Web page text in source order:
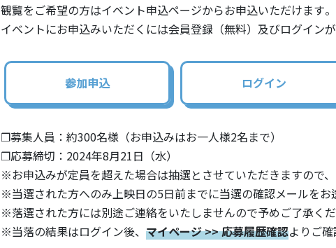
観覧をご希望の方はイベント申込ページからお申込いただけます。
イベントにお申込みいただくには会員登録（無料）及びログインが
参加申込 ログイン
❐募集人員：約300名様（お申込みはお一人様2名まで）
❐応募締切：2024年8月21日（水）
※お申込みが定員を超えた場合は抽選とさせていただきますので、
※当選された方へのみ上映日の5日前までに当選の確認メールをお
※落選された方には別途ご連絡をいたしませんので予めご了承くだ
※当落の結果はログイン後、 マイページ >> 応募履歴確認よりご確